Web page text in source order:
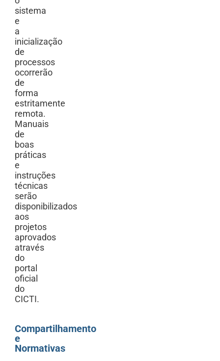
sistema
e
a
inicialização
de
processos
ocorrerão
de
forma
estritamente
remota.
Manuais
de
boas
práticas
e
instruções
técnicas
serão
disponibilizados
aos
projetos
aprovados
através
do
portal
oficial
do
CICTI.
Compartilhamento
e
Normativas